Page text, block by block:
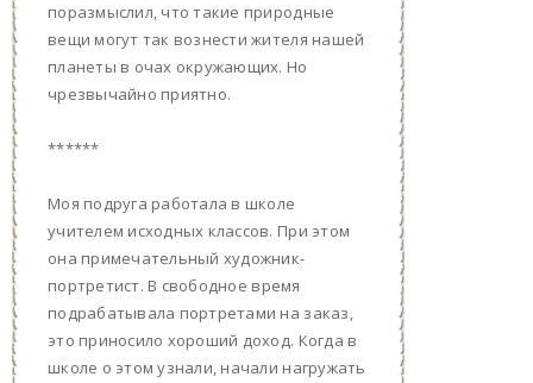
поразмыслил, что такие природные
вещи могут так вознести жителя нашей
планеты в очах окружающих. Но
чрезвычайно приятно.
******
Моя подруга работала в школе
учителем исходных классов. При этом
она примечательный художник-
портретист. В свободное время
подрабатывала портретами на заказ,
это приносило хороший доход. Когда в
школе о этом узнали, начали нагружать